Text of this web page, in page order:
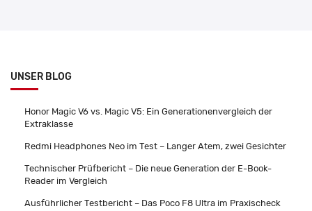
UNSER BLOG
Honor Magic V6 vs. Magic V5: Ein Generationenvergleich der
Extraklasse
Redmi Headphones Neo im Test – Langer Atem, zwei Gesichter
Technischer Prüfbericht – Die neue Generation der E-Book-
Reader im Vergleich
Ausführlicher Testbericht – Das Poco F8 Ultra im Praxischeck